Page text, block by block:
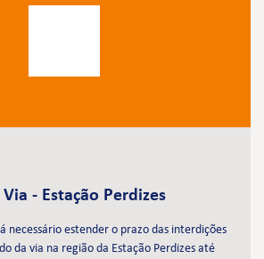
- Estação Perdizes
necessário estender o prazo das interdições
da via na região da Estação Perdizes até